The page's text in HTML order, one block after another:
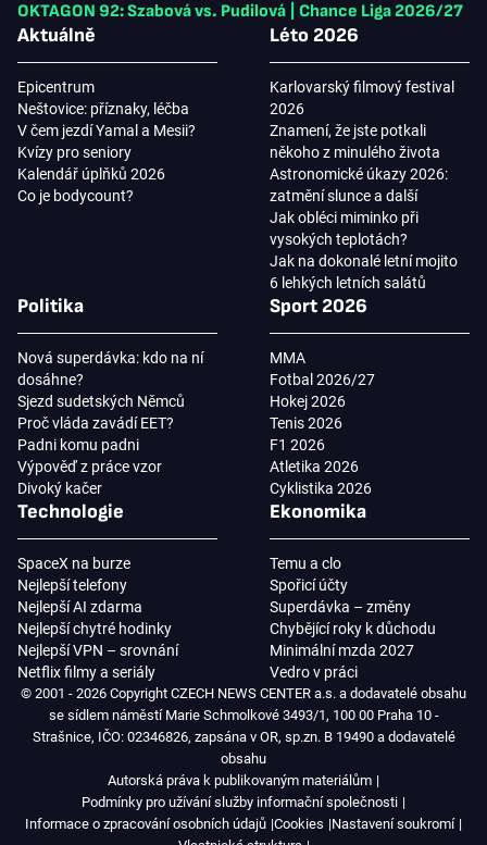
OKTAGON 92: Szabová vs. Pudilová
Chance Liga 2026/27
Aktuálně
Epicentrum
Neštovice: příznaky, léčba
V čem jezdí Yamal a Mesii?
Kvízy pro seniory
Kalendář úplňků 2026
Co je bodycount?
Léto 2026
Karlovarský filmový festival
2026
Znamení, že jste potkali
někoho z minulého života
Astronomické úkazy 2026:
zatmění slunce a další
Jak obléci miminko při
vysokých teplotách?
Jak na dokonalé letní mojito
6 lehkých letních salátů
Politika
Nová superdávka: kdo na ní
dosáhne?
Sjezd sudetských Němců
Proč vláda zavádí EET?
Padni komu padni
Výpověď z práce vzor
Divoký kačer
Sport 2026
MMA
Fotbal 2026/27
Hokej 2026
Tenis 2026
F1 2026
Atletika 2026
Cyklistika 2026
Technologie
SpaceX na burze
Nejlepší telefony
Nejlepší AI zdarma
Nejlepší chytré hodinky
Nejlepší VPN – srovnání
Netflix filmy a seriály
Ekonomika
Temu a clo
Spořicí účty
Superdávka – změny
Chybějící roky k důchodu
Minimální mzda 2027
Vedro v práci
© 2001 - 2026 Copyright CZECH NEWS CENTER a.s. a dodavatelé obsahu
se sídlem náměstí Marie Schmolkové 3493/1, 100 00 Praha 10 -
Strašnice, IČO: 02346826, zapsána v OR, sp.zn. B 19490 a dodavatelé
obsahu
Autorská práva k publikovaným materiálům
Podmínky pro užívání služby informační společnosti
Informace o zpracování osobních údajů Cookies Nastavení soukromí